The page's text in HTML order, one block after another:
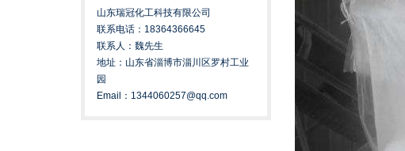
山东瑞冠化工科技有限公司
联系电话：18364366645
联系人：魏先生
地址：山东省淄博市淄川区罗村工业
园
Email：1344060257@qq.com